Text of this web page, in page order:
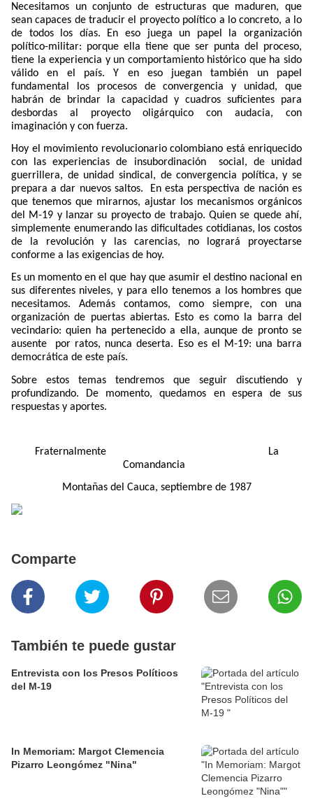
Necesitamos un conjunto de estructuras que maduren, que
sean capaces de traducir el proyecto político a lo concreto, a lo
de todos los días. En eso juega un papel la organización
político-militar: porque ella tiene que ser punta del proceso,
tiene la experiencia y un comportamiento histórico que ha sido
válido en el país. Y en eso juegan también un papel
fundamental los procesos de convergencia y unidad, que
habrán de brindar la capacidad y cuadros suficientes para
desbordas al proyecto oligárquico con audacia, con
imaginación y con fuerza.
Hoy el movimiento revolucionario colombiano está enriquecido
con las experiencias de insubordinación
social, de unidad
guerrillera, de unidad sindical, de convergencia política, y se
prepara a dar nuevos saltos.
En esta perspectiva de nación es
que tenemos que mirarnos, ajustar los mecanismos orgánicos
del M-19 y lanzar su proyecto de trabajo. Quien se quede ahí,
simplemente enumerando las dificultades cotidianas, los costos
de la revolución y las carencias, no logrará proyectarse
conforme a las exigencias de hoy.
Es un momento en el que hay que asumir el destino nacional en
sus diferentes niveles, y para ello tenemos a los hombres que
necesitamos. Además contamos, como siempre, con una
organización de puertas abiertas. Esto es como la barra del
vecindario: quien ha pertenecido a ella, aunque de pronto se
ausente
por ratos, nunca deserta. Eso es el M-19: una barra
democrática de este país.
Sobre estos temas tendremos que seguir discutiendo y
profundizando. De momento, quedamos en espera de sus
respuestas y aportes.
Fraternalmente
La
Comandancia
Montañas del Cauca, septiembre de 1987
Comparte
También te puede gustar
Entrevista con los Presos Políticos
del M-19
In Memoriam: Margot Clemencia
Pizarro Leongómez "Nina"